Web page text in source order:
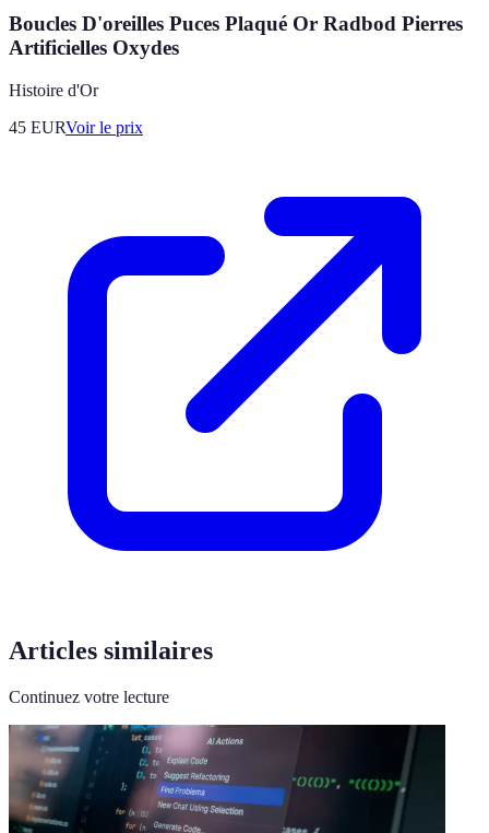
Boucles D'oreilles Puces Plaqué Or Radbod Pierres
Artificielles Oxydes
Histoire d'Or
45 EURVoir le prix
Articles similaires
Continuez votre lecture